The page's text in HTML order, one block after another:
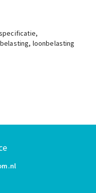
loonbelasting